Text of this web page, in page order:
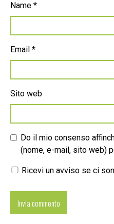
Name *
Email *
Sito web
Do il mio consenso
(nome, e-mail, sito web)
Ricevi un avviso se ci